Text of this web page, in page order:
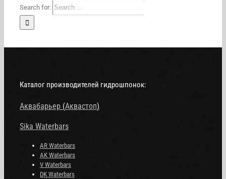
Search for:
Каталог производителей гидрошпонок:
Аквабарьер (Аквастоп)
Sika Waterbars
AR Waterbars
AK Waterbars
V Waterbars
DK Waterbars